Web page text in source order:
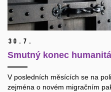
30. 7.
Smutný konec
V posledních měsících se na
zejména o novém migračním